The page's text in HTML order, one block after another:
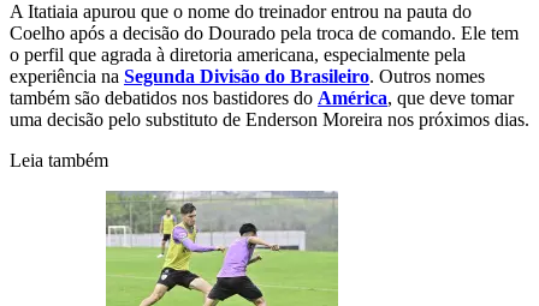
A Itatiaia apurou que o nome do treinador entrou na pauta do
Coelho após a decisão do Dourado pela troca de comando. Ele tem
o perfil que agrada à diretoria americana, especialmente pela
experiência na Segunda Divisão do Brasileiro. Outros nomes
também são debatidos nos bastidores do América, que deve tomar
uma decisão pelo substituto de Enderson Moreira nos próximos dias.
Leia também